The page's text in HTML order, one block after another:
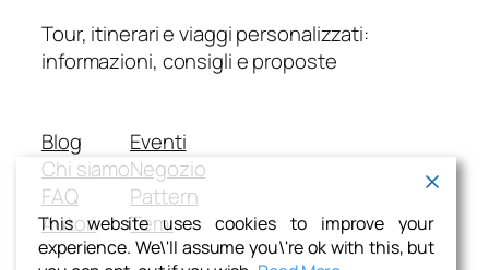
Tour, itinerari e viaggi personalizzati:
informazioni, consigli e proposte
Blog
Chi siamo
FAQ
Autori
Eventi
Negozio
Pattern
Temi
This website uses cookies to improve your
experience. We\'ll assume you\'re ok with this, but